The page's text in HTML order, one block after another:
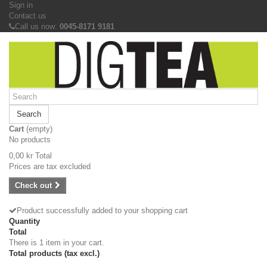
Sign in
Contact us
Call us now: 0045-8171 9181
Search
Cart (empty)
No products
0,00 kr Total
Prices are tax excluded
Check out
Product successfully added to your shopping cart
Quantity
Total
There is 1 item in your cart.
Total products (tax excl.)